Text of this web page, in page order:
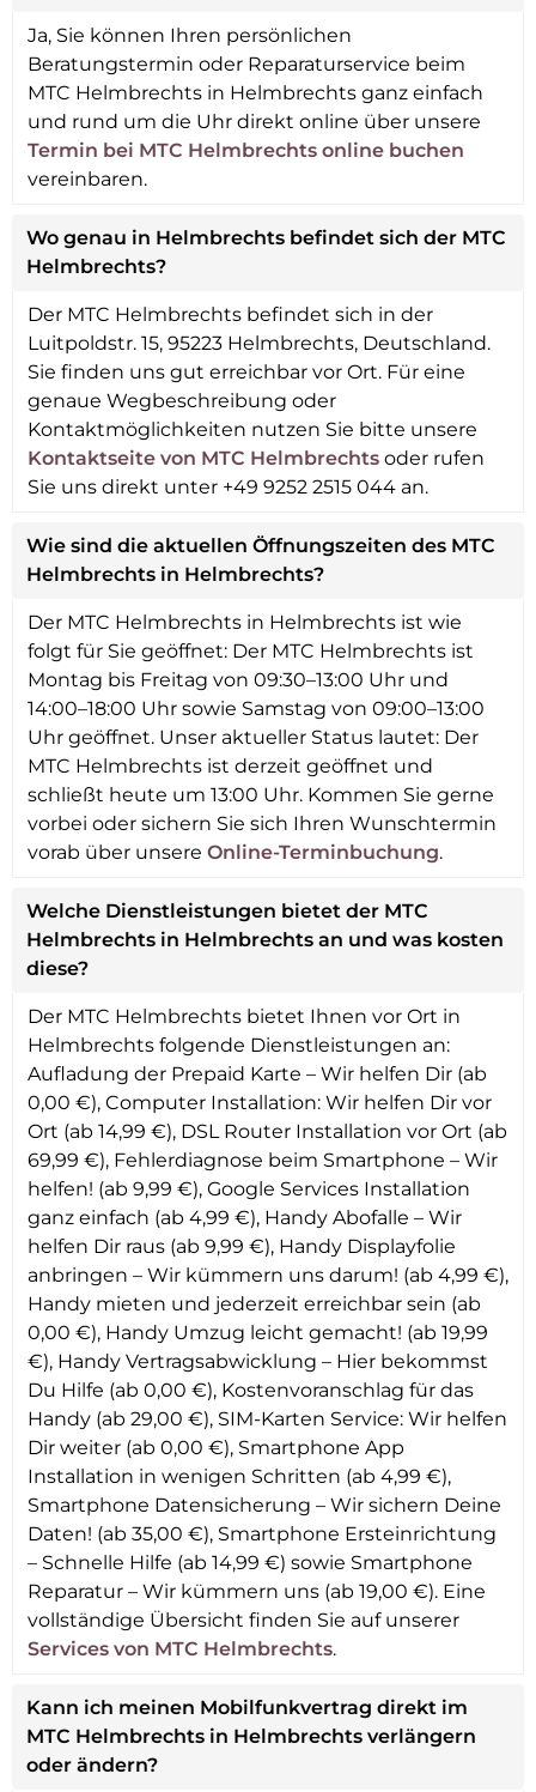
Ja, Sie können Ihren persönlichen
Beratungstermin oder Reparaturservice beim
MTC Helmbrechts in Helmbrechts ganz einfach
und rund um die Uhr direkt online über unsere
Termin bei MTC Helmbrechts online buchen
vereinbaren.
Wo genau in Helmbrechts befindet sich der MTC
Helmbrechts?
Der MTC Helmbrechts befindet sich in der
Luitpoldstr. 15, 95223 Helmbrechts, Deutschland.
Sie finden uns gut erreichbar vor Ort. Für eine
genaue Wegbeschreibung oder
Kontaktmöglichkeiten nutzen Sie bitte unsere
Kontaktseite von MTC Helmbrechts oder rufen
Sie uns direkt unter +49 9252 2515 044 an.
Wie sind die aktuellen Öffnungszeiten des MTC
Helmbrechts in Helmbrechts?
Der MTC Helmbrechts in Helmbrechts ist wie
folgt für Sie geöffnet: Der MTC Helmbrechts ist
Montag bis Freitag von 09:30–13:00 Uhr und
14:00–18:00 Uhr sowie Samstag von 09:00–13:00
Uhr geöffnet. Unser aktueller Status lautet: Der
MTC Helmbrechts ist derzeit geöffnet und
schließt heute um 13:00 Uhr. Kommen Sie gerne
vorbei oder sichern Sie sich Ihren Wunschtermin
vorab über unsere Online-Terminbuchung.
Welche Dienstleistungen bietet der MTC
Helmbrechts in Helmbrechts an und was kosten
diese?
Der MTC Helmbrechts bietet Ihnen vor Ort in
Helmbrechts folgende Dienstleistungen an:
Aufladung der Prepaid Karte – Wir helfen Dir (ab
0,00 €), Computer Installation: Wir helfen Dir vor
Ort (ab 14,99 €), DSL Router Installation vor Ort (ab
69,99 €), Fehlerdiagnose beim Smartphone – Wir
helfen! (ab 9,99 €), Google Services Installation
ganz einfach (ab 4,99 €), Handy Abofalle – Wir
helfen Dir raus (ab 9,99 €), Handy Displayfolie
anbringen – Wir kümmern uns darum! (ab 4,99 €),
Handy mieten und jederzeit erreichbar sein (ab
0,00 €), Handy Umzug leicht gemacht! (ab 19,99
€), Handy Vertragsabwicklung – Hier bekommst
Du Hilfe (ab 0,00 €), Kostenvoranschlag für das
Handy (ab 29,00 €), SIM-Karten Service: Wir helfen
Dir weiter (ab 0,00 €), Smartphone App
Installation in wenigen Schritten (ab 4,99 €),
Smartphone Datensicherung – Wir sichern Deine
Daten! (ab 35,00 €), Smartphone Ersteinrichtung
– Schnelle Hilfe (ab 14,99 €) sowie Smartphone
Reparatur – Wir kümmern uns (ab 19,00 €). Eine
vollständige Übersicht finden Sie auf unserer
Services von MTC Helmbrechts.
Kann ich meinen Mobilfunkvertrag direkt im
MTC Helmbrechts in Helmbrechts verlängern
oder ändern?